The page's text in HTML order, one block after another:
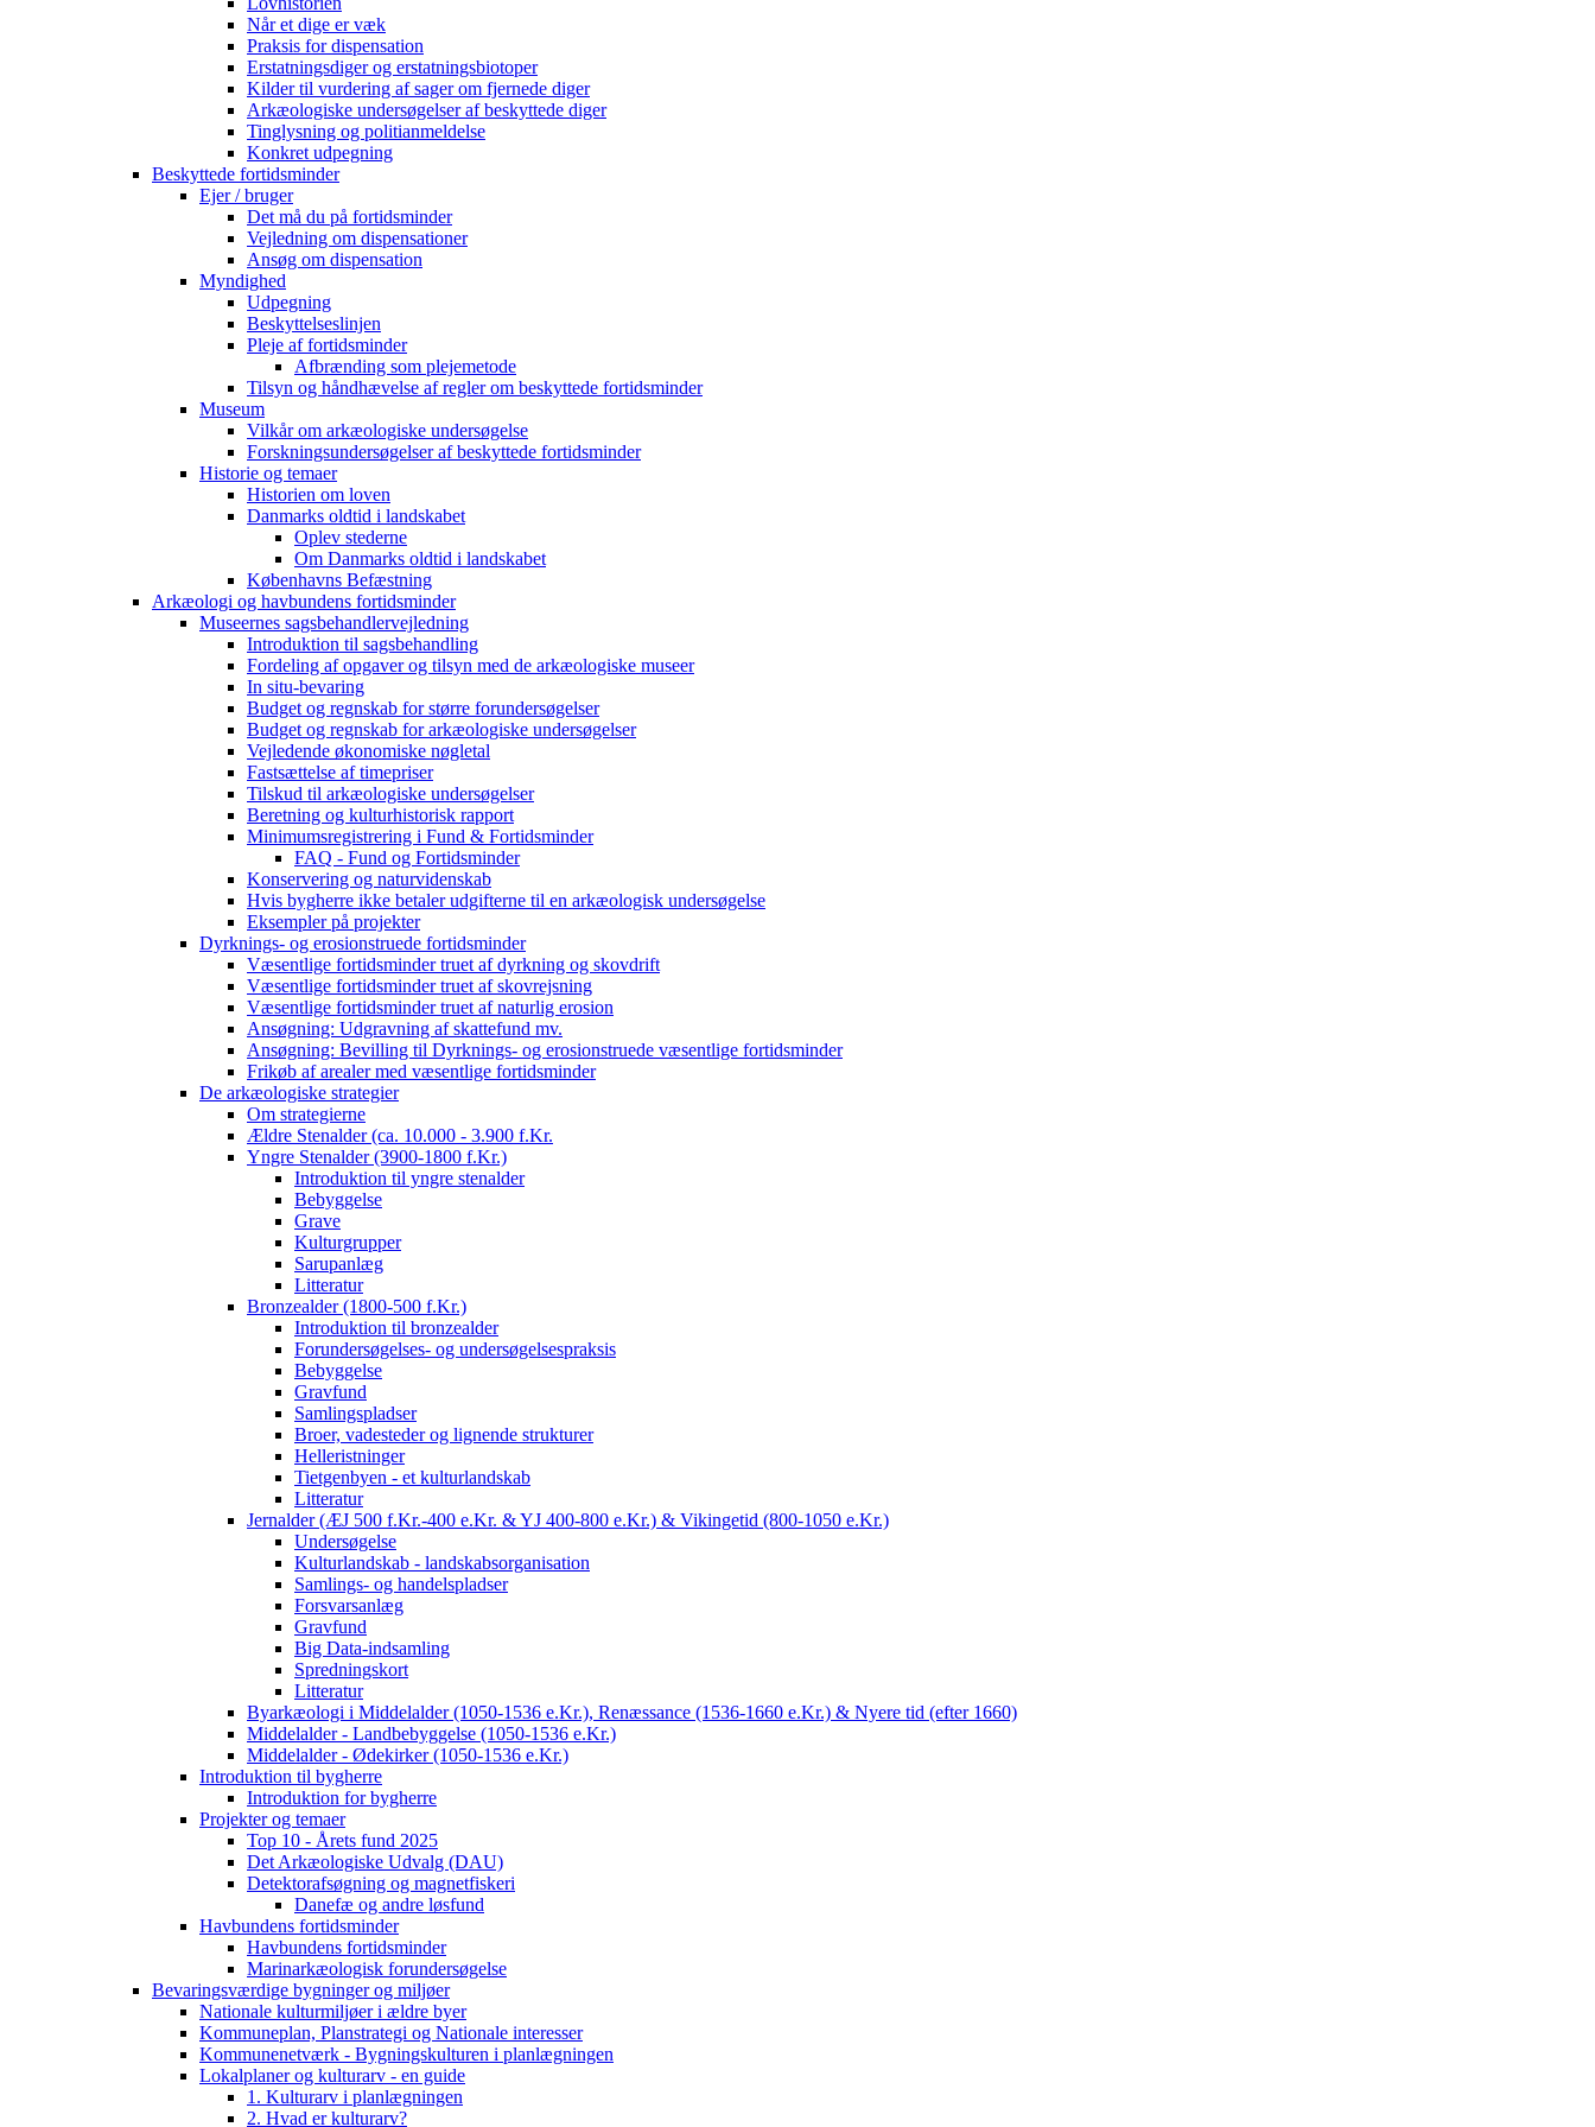
Når et dige er væk
Praksis for dispensation
Erstatningsdiger og erstatningsbiotoper
Kilder til vurdering af sager om fjernede diger
Arkæologiske undersøgelser af beskyttede diger
Tinglysning og politianmeldelse
Konkret udpegning
Beskyttede fortidsminder
Ejer / bruger
Det må du på fortidsminder
Vejledning om dispensationer
Ansøg om dispensation
Myndighed
Udpegning
Beskyttelseslinjen
Pleje af fortidsminder
Afbrænding som plejemetode
Tilsyn og håndhævelse af regler om beskyttede fortidsminder
Museum
Vilkår om arkæologiske undersøgelse
Forskningsundersøgelser af beskyttede fortidsminder
Historie og temaer
Historien om loven
Danmarks oldtid i landskabet
Oplev stederne
Om Danmarks oldtid i landskabet
Københavns Befæstning
Arkæologi og havbundens fortidsminder
Museernes sagsbehandlervejledning
Introduktion til sagsbehandling
Fordeling af opgaver og tilsyn med de arkæologiske museer
In situ-bevaring
Budget og regnskab for større forundersøgelser
Budget og regnskab for arkæologiske undersøgelser
Vejledende økonomiske nøgletal
Fastsættelse af timepriser
Tilskud til arkæologiske undersøgelser
Beretning og kulturhistorisk rapport
Minimumsregistrering i Fund & Fortidsminder
FAQ - Fund og Fortidsminder
Konservering og naturvidenskab
Hvis bygherre ikke betaler udgifterne til en arkæologisk undersøgelse
Eksempler på projekter
Dyrknings- og erosionstruede fortidsminder
Væsentlige fortidsminder truet af dyrkning og skovdrift
Væsentlige fortidsminder truet af skovrejsning
Væsentlige fortidsminder truet af naturlig erosion
Ansøgning: Udgravning af skattefund mv.
Ansøgning: Bevilling til Dyrknings- og erosionstruede væsentlige fortidsminder
Frikøb af arealer med væsentlige fortidsminder
De arkæologiske strategier
Om strategierne
Ældre Stenalder (ca. 10.000 - 3.900 f.Kr.
Yngre Stenalder (3900-1800 f.Kr.)
Introduktion til yngre stenalder
Bebyggelse
Grave
Kulturgrupper
Sarupanlæg
Litteratur
Bronzealder (1800-500 f.Kr.)
Introduktion til bronzealder
Forundersøgelses- og undersøgelsespraksis
Bebyggelse
Gravfund
Samlingspladser
Broer, vadesteder og lignende strukturer
Helleristninger
Tietgenbyen - et kulturlandskab
Litteratur
Jernalder (ÆJ 500 f.Kr.-400 e.Kr. & YJ 400-800 e.Kr.) & Vikingetid (800-1050 e.Kr.)
Undersøgelse
Kulturlandskab - landskabsorganisation
Samlings- og handelspladser
Forsvarsanlæg
Gravfund
Big Data-indsamling
Spredningskort
Litteratur
Byarkæologi i Middelalder (1050-1536 e.Kr.), Renæssance (1536-1660 e.Kr.) & Nyere tid (efter 1660)
Middelalder - Landbebyggelse (1050-1536 e.Kr.)
Middelalder - Ødekirker (1050-1536 e.Kr.)
Introduktion til bygherre
Introduktion for bygherre
Projekter og temaer
Top 10 - Årets fund 2025
Det Arkæologiske Udvalg (DAU)
Detektorafsøgning og magnetfiskeri
Danefæ og andre løsfund
Havbundens fortidsminder
Havbundens fortidsminder
Marinarkæologisk forundersøgelse
Bevaringsværdige bygninger og miljøer
Nationale kulturmiljøer i ældre byer
Kommuneplan, Planstrategi og Nationale interesser
Kommunenetværk - Bygningskulturen i planlægningen
Lokalplaner og kulturarv - en guide
1. Kulturarv i planlægningen
2. Hvad er kulturarv?